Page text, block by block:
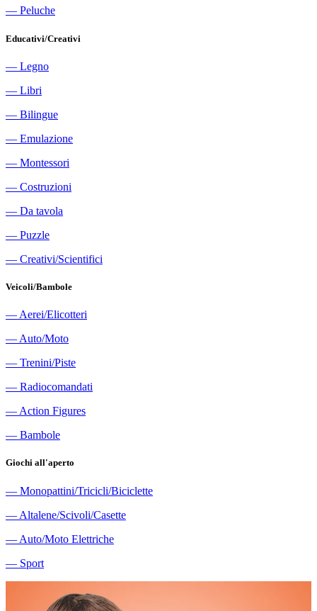
― Peluche
Educativi/Creativi
― Legno
― Libri
― Bilingue
― Emulazione
― Montessori
― Costruzioni
― Da tavola
― Puzzle
― Creativi/Scientifici
Veicoli/Bambole
― Aerei/Elicotteri
― Auto/Moto
― Trenini/Piste
― Radiocomandati
― Action Figures
― Bambole
Giochi all'aperto
― Monopattini/Tricicli/Biciclette
― Altalene/Scivoli/Casette
― Auto/Moto Elettriche
― Sport